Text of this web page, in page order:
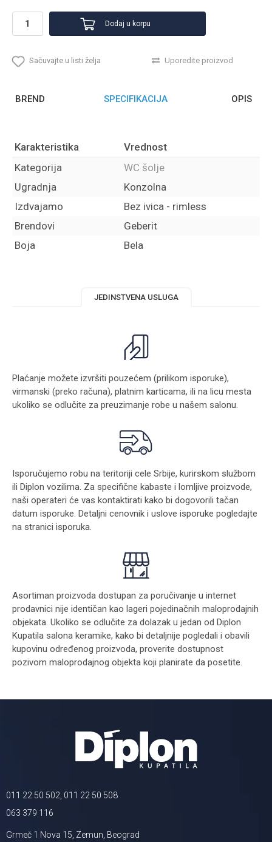
Dodaj u korpu
Sačuvajte u listi želja Uporedite proizvod
BREND SPECIFIKACIJA OPIS
Karakteristika
Vrednost
Kategorija
WC šolje
Ugradnja
Konzolna
Izdvajamo
Bez ivica - rimless
Brendovi
Geberit
Boja
Bela
JEDINSTVENA USLUGA
Plaćanje možete izvršiti pouzećem (prilikom isporuke),
virmanski (preko računa), platnim karticama, ili na licu mesta
ukoliko se odlučite za preuzimanje robe u našem salonu.
Isporučujemo robu na teritoriji cele Srbije, kurirskom službom
ili Diplon vozilima. Za specifične kabaste i lomljive proizvode,
naši operateri će vas kontaktirati kako bi dogovorili tačan
datum isporuke. Detaljni cenovnik i uslove isporuke pogledajte
na stranici isporuka.
Asortiman proizvoda dostupan za poručivanje u internet
prodavnici nije identičan kao lageri pojedinačnih maloprodajnih
objekata. Ukoliko se odlučite za dolazak u jedan od Diplon
Kupatila salona keramike, kako bi detaljnije pogledali i obavili
kupovinu određenog proizvoda, proverite dostupnost
pozivom maloprodajnog objekta koji planirate da posetite.
011 22 50 502, 011 22 50 508
063 379 116
Grmeč 1 Nova 15, Zemun, Beograd